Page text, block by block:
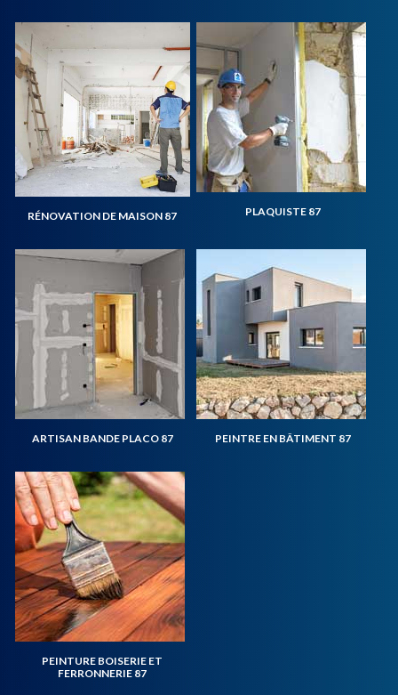
RÉNOVATION DE MAISON 87 PLAQUISTE 87
ARTISAN BANDE PLACO 87 PEINTRE EN BÂTIMENT 87
PEINTURE BOISERIE ET
FERRONNERIE 87